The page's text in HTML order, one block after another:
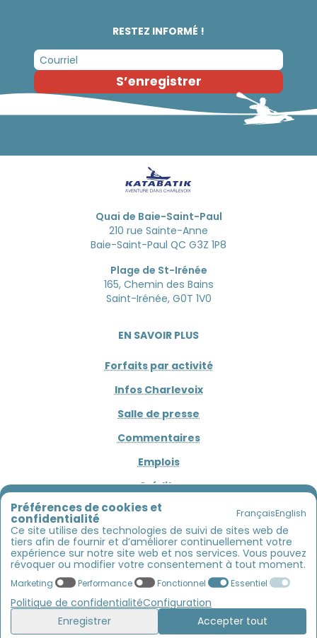
Quai de Baie-Saint-Paul
210 rue Sainte-Anne
Baie-Saint-Paul QC G3Z 1P8
Plage de St-Irénée
165, Chemin des Bains
Saint-Irénée, G0T 1V0
EN SAVOIR PLUS
Forfaits par activité
Infos Charlevoix
Salle de presse
Commentaires
Emplois
Crédits
CONNECTEZ
1 800 453-4850
RESTEZ INFORMÉ !
S’enregistrer
L'AVENTURE COMMENCE ICI !!!
Entre estuaire, rivière et montagnes
Kayak de mer, descente de rivière, vélos, SUP:
venez découvrir Charlevoix autrement
» Vous avez trouvé l'activité qui vous
ressemble ?
C'est le moment de réserver !😎
Préférences de cookies et
confidentialité FrançaisEnglish
Ce site utilise des technologies de suivi de sites web de
tiers afin de fournir et d’améliorer continuellement votre
expérience sur notre site web et nos services. Vous pouvez
révoquer ou modifier votre consentement à tout moment.
Marketing Performance Fonctionnel Essentiel
Politique de confidentialitéConfiguration
Enregistrer
Accepter tout